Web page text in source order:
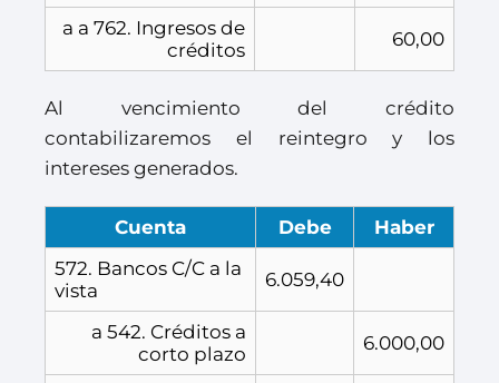
a a 762. Ingresos de
créditos
60,00
Al vencimiento del crédito
contabilizaremos el reintegro y los
intereses generados.
Cuenta Debe
Haber
572. Bancos C/C a la
vista
6.059,40
a 542. Créditos a
corto plazo
6.000,00